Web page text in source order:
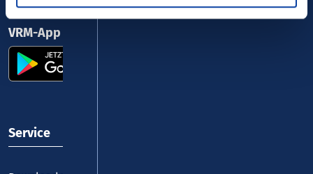
VRM-App nutzen und durchstarten
Service